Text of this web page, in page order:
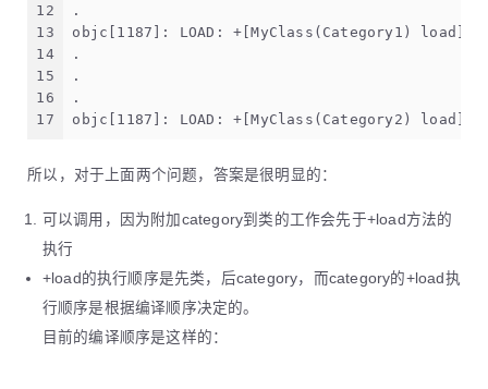
12
13
14
15
16
17
.
objc[1187]: LOAD: +[MyClass(Category1) load]
.
.
.
objc[1187]: LOAD: +[MyClass(Category2) load]
所以，对于上面两个问题，答案是很明显的：
可以调用，因为附加category到类的工作会先于+load方法的
执行
+load的执行顺序是先类，后category，而category的+load执
行顺序是根据编译顺序决定的。
目前的编译顺序是这样的：